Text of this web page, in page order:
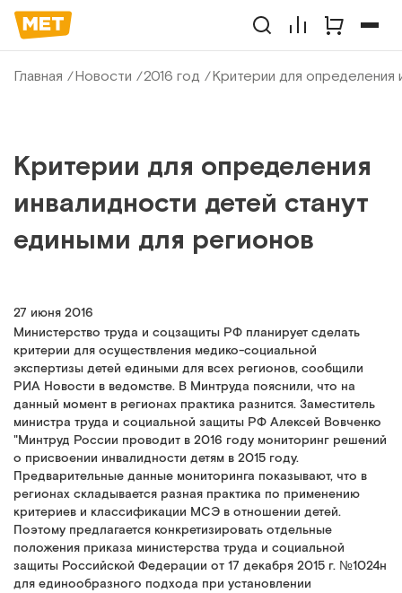
Главная Новости 2016 год Критерии для определения
Критерии для определения
инвалидности детей станут
едиными для регионов
27 июня 2016
Министерство труда и соцзащиты РФ планирует сделать
критерии для осуществления медико-социальной
экспертизы детей едиными для всех регионов, сообщили
РИА Новости в ведомстве. В Минтруда пояснили, что на
данный момент в регионах практика разнится. Заместитель
министра труда и социальной защиты РФ Алексей Вовченко
"Минтруд России проводит в 2016 году мониторинг решений
о присвоении инвалидности детям в 2015 году.
Предварительные данные мониторинга показывают, что в
регионах складывается разная практика по применению
критериев и классификации МСЭ в отношении детей.
Поэтому предлагается конкретизировать отдельные
положения приказа министерства труда и социальной
защиты Российской Федерации от 17 декабря 2015 г. №1024н
для единообразного подхода при установлении